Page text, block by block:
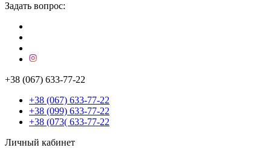
Задать вопрос:
+38 (067) 633-77-22
+38 (067) 633-77-22
+38 (099) 633-77-22
+38 (073( 633-77-22
Личный кабинет